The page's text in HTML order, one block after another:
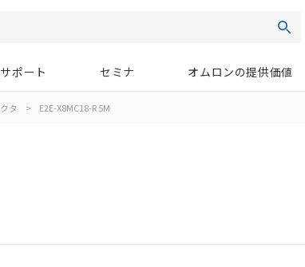
サポート セミナ オムロンの提供価値
タ > E2E-X8MC18-R 5M